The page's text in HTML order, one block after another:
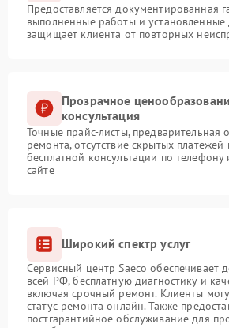
Предоставляется документированная
выполненные работы и установленные
защищает клиента от повторных
Прозрачное
консультация
Точные прайс-листы, предварительная
ремонта, отсутствие скрытых
бесплатной консультации по
сайте
Широкий спектр услуг
Сервисный центр Saeco обеспечивает
всей РФ, бесплатную диагностику и
включая срочный ремонт. Клиенты
статус ремонта онлайн. Также
постгарантийное обслуживание для